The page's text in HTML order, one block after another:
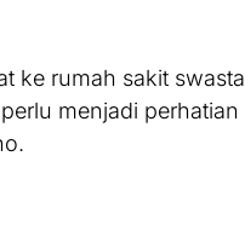
ke rumah sakit swasta
menjadi perhatian